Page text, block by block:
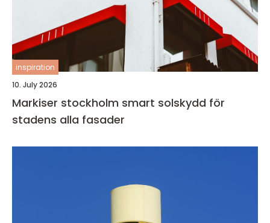
inspiration
10. July 2026
Markiser stockholm smart solskydd för
stadens alla fasader